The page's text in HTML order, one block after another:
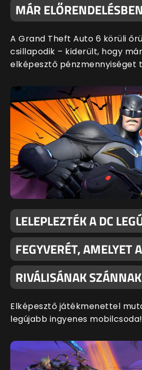
MÁR
A Grand Theft Auto 6 körüli
csillapodik – kiderült, hogy
elképesztő pénzmennyiséget
LELEPLEZTÉK A DC
FEGYVERÉT, AMELYET
RIVÁLISÁNAK SZÁNNAK
Elképesztő játékmenettel
legújabb ingyenes mobilcsoda!